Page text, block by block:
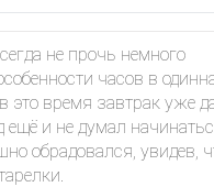
не прочь немного
часов в
это время завтрак уже
ещё и не думал
обрадовался, увидев,